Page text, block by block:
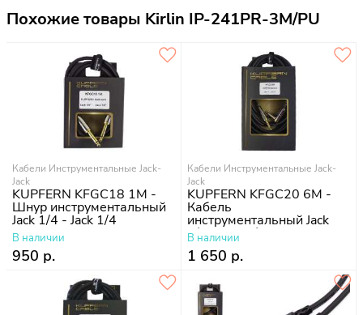
Похожие товары Kirlin IP-241PR-3M/PU
Кабели Инструментальные Jack-
Jack
KUPFERN KFGC18 1M -
Шнур инструментальный
Jack 1/4 - Jack 1/4
В наличии
950 р.
Кабели Инструментальные Jack-
Jack
KUPFERN KFGC20 6M -
Кабель
инструментальный Jack
1/4 - Jack 1/4 угловые
В наличии
1 650 р.